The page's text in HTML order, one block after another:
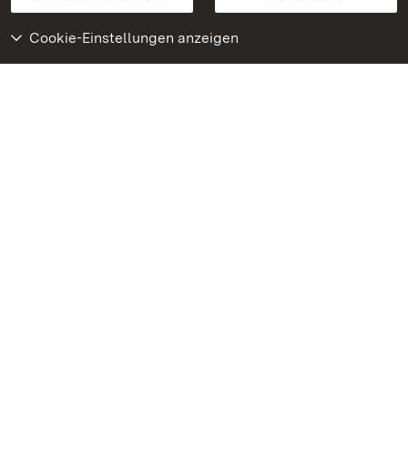
Cookie-Einstellungen anzeigen
Weiteres